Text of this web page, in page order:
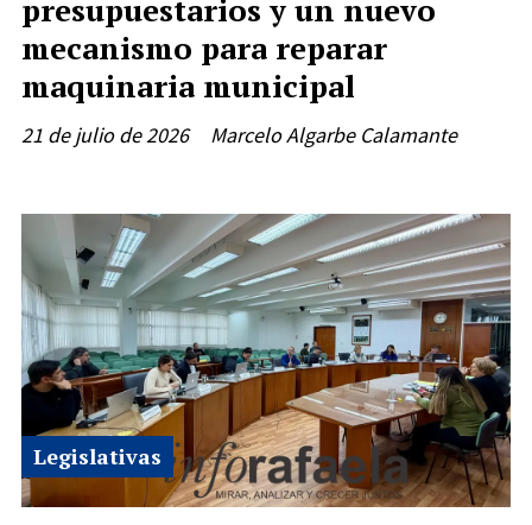
presupuestarios y un nuevo
mecanismo para reparar
maquinaria municipal
Marcelo Algarbe Calamante
21 de julio de 2026
Legislativas